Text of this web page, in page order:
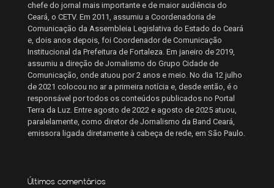
chefe do jornal mais importante e de maior audiência do
Ceará, o CETV. Em 2011, assumiu a Coordenadoria de
Comunicação da Assembleia Legislativa do Estado do Ceará
e, dois anos depois, foi Coordenador de Comunicação
Institucional da Prefeitura de Fortaleza. Em janeiro de 2019,
assumiu a direção de Jornalismo do Grupo Cidade de
Comunicação, onde atuou por 2 anos e meio. No dia 12 julho
de 2021 colocou no ar a primeira notícia e, desde então, é o
responsável por todos os conteúdos publicados no Portal
Terra da Luz. Entre agosto de 2022 e agosto de 2025 atuou,
paralelamente, como diretor de Jornalismo da Band Ceará,
emissora ligada diretamente à cabeça de rede, em São Paulo.
Últimos comentários